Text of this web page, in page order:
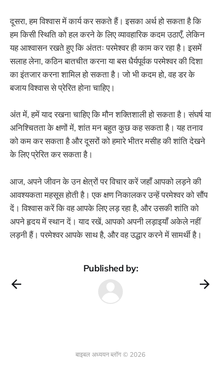
दूसरा, हम विश्वास में कार्य कर सकते हैं। इसका अर्थ हो सकता है कि
हम किसी स्थिति को हल करने के लिए व्यावहारिक कदम उठाएँ, लेकिन
यह आश्वासन रखते हुए कि अंततः परमेश्वर ही काम कर रहा है। इसमें
सलाह लेना, कठिन बातचीत करना या बस धैर्यपूर्वक परमेश्वर की दिशा
का इंतजार करना शामिल हो सकता है। जो भी कदम हो, वह डर के
बजाय विश्वास से प्रेरित होना चाहिए।
अंत में, हमें याद रखना चाहिए कि मौन शक्तिशाली हो सकता है। संघर्ष या
अनिश्चितता के क्षणों में, शांत मन बहुत कुछ कह सकता है। यह तनाव
को कम कर सकता है और दूसरों को हमारे भीतर मसीह की शांति देखने
के लिए प्रेरित कर सकता है।
आज, अपने जीवन के उन क्षेत्रों पर विचार करें जहाँ आपको लड़ने की
आवश्यकता महसूस होती है। एक क्षण निकालकर उन्हें परमेश्वर को सौंप
दें। विश्वास करें कि वह आपके लिए लड़ रहा है, और उसकी शांति को
अपने हृदय में स्थान दें। याद रखें, आपको अपनी लड़ाइयाँ अकेले नहीं
लड़नी हैं। परमेश्वर आपके साथ है, और वह उद्धार करने में सामर्थी है।
Published by:
बाइबल अध्ययन ब्लॉग © 2026